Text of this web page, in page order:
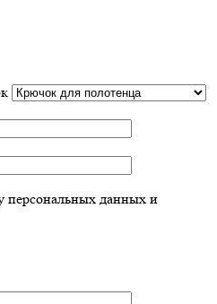
персональных данных и